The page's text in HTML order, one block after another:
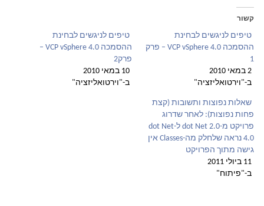
קשור
טיפים לניגשים לבחינת
ההסמכה VCP vSphere 4.0 – פרק
1
2 במאי 2010
ב-"וירטואליזציה"
טיפים לניגשים לבחינת
ההסמכה VCP vSphere 4.0 –
פרק2
10 במאי 2010
ב-"וירטואליזציה"
שאלות נפוצות ותשובות (קצת
פחות נפוצות): לאחר שדרוג
פרויקט מ-dot Net 2.0 ל-dot Net
4.0 נראה שלחלק מה-Classes אין
גישה מתוך הפרויקט
11 ביולי 2011
ב-"פיתוח"